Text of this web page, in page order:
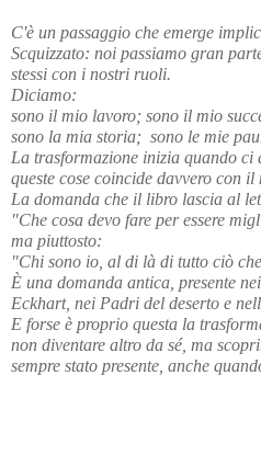
C'è un passaggio che emerge
Scquizzato: noi passiamo gran
stessi con i nostri ruoli.
Diciamo:
sono il mio lavoro; sono il mio
sono la mia storia;  sono le mie
La trasformazione inizia quando ci
queste cose coincide davvero con il
La domanda che il libro lascia al
"Che cosa devo fare per essere
ma piuttosto:
"Chi sono io, al di là di tutto ciò
È una domanda antica, presente
Eckhart, nei Padri del deserto e
E forse è proprio questa la
non diventare altro da sé, ma
sempre stato presente, anche